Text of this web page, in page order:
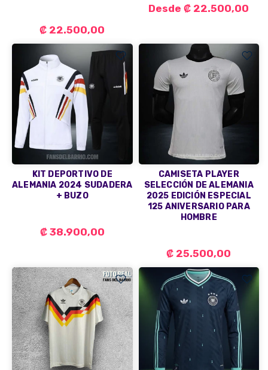
₡ 22.500,00
Desde ₡ 22.500,00
KIT DEPORTIVO DE
ALEMANIA 2024 SUDADERA
+ BUZO
₡ 38.900,00
CAMISETA PLAYER
SELECCIÓN DE ALEMANIA
2025 EDICIÓN ESPECIAL
125 ANIVERSARIO PARA
HOMBRE
₡ 25.500,00